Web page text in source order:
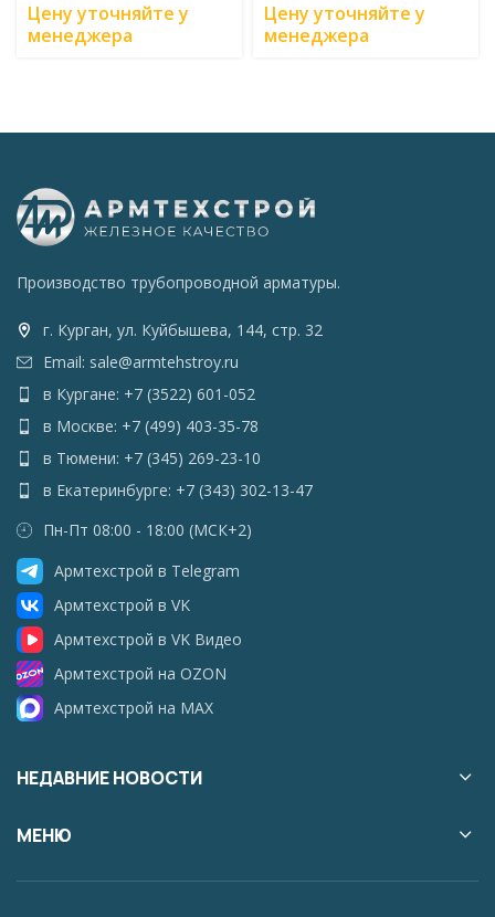
Цену уточняйте у
менеджера
Цену уточняйте у
менеджера
Производство трубопроводной арматуры.
г. Курган, ул. Куйбышева, 144, стр. 32
Email: sale@armtehstroy.ru
в Кургане: +7 (3522) 601-052
в Москве: +7 (499) 403-35-78
в Тюмени: +7 (345) 269-23-10
в Екатеринбурге: +7 (343) 302-13-47
Пн-Пт 08:00 - 18:00 (МСК+2)
Армтехстрой в Telegram
Армтехстрой в VK
Армтехстрой в VK Видео
Армтехстрой на OZON
Армтехстрой на MAX
НЕДАВНИЕ НОВОСТИ
МЕНЮ